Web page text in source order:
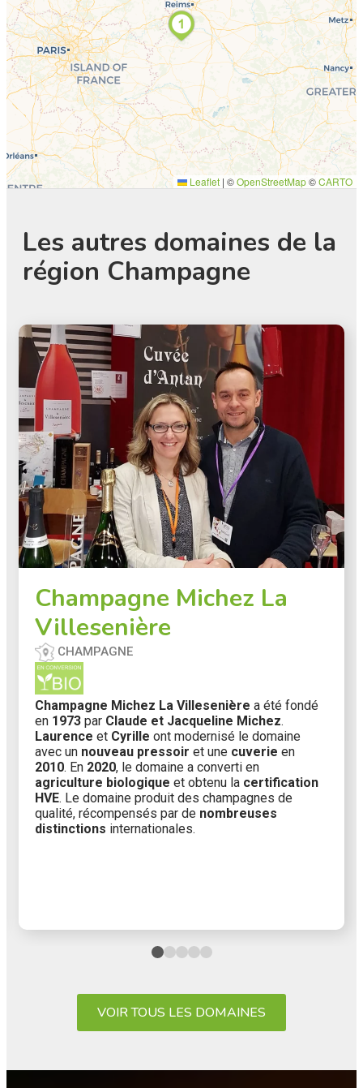
Leaflet | ©OpenStreetMap©CARTO
Les autres domaines de la
région Champagne
Champagne Michez La
Villesenière
CHAMPAGNE
Champagne Michez La Villesenière a été fondé
en 1973 par Claude et Jacqueline Michez.
Laurence et Cyrille ont modernisé le domaine
avec un nouveau pressoir et une cuverie en
2010. En 2020, le domaine a converti en
agriculture biologique et obtenu la certification
HVE. Le domaine produit des champagnes de
qualité, récompensés par de nombreuses
distinctions internationales.
VOIR TOUS LES DOMAINES